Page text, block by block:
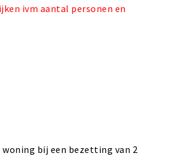
ivm aantal personen en
bij een bezetting van 2